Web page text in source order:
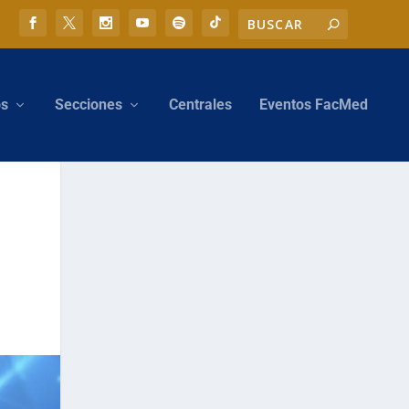
Secciones Centrales Eventos FacMed